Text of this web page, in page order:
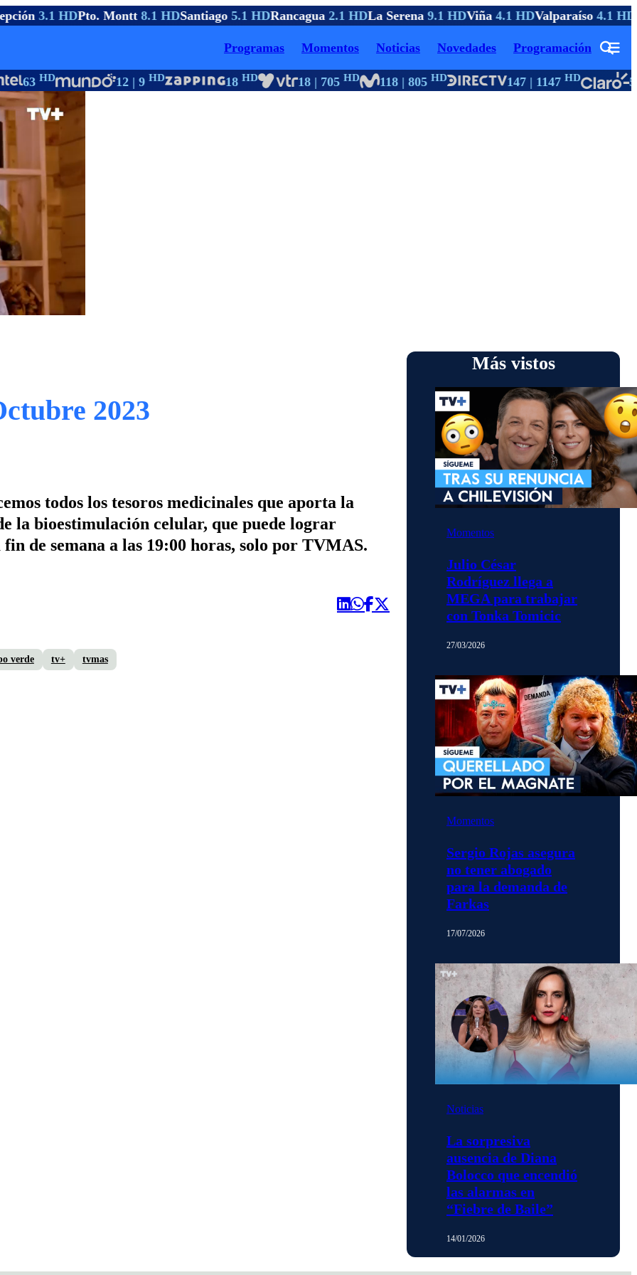
3.1 HDPto. Montt8.1 HDSantiago5.1 HDRancagua2.1 HDLa Serena9.1 HDViña4.1 HDValparaíso4.1 HD
Programas Momentos Noticias Novedades Programación
63HD 12 | 9HD 18HD 18 | 705HD 118 | 805HD 147 | 1147HD
2023
todos los tesoros medicinales que aporta la
la bioestimulación celular, que puede lograr
de semana a las 19:00 horas, solo por TVMAS.
verde tv+ tvmas
Más vistos
Momentos
Julio César
Rodríguez llega a
MEGA para trabajar
con Tonka Tomicic
27/03/2026
Momentos
Sergio Rojas asegura
no tener abogado
para la demanda de
Farkas
17/07/2026
Noticias
La sorpresiva
ausencia de Diana
Bolocco que encendió
las alarmas en
“Fiebre de Baile”
14/01/2026